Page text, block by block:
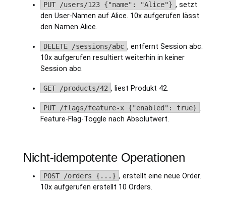
PUT /users/123 {"name": "Alice"} , setzt
den User-Namen auf Alice. 10x aufgerufen lässt
den Namen Alice.
DELETE /sessions/abc , entfernt Session abc.
10x aufgerufen resultiert weiterhin in keiner
Session abc.
GET /products/42 , liest Produkt 42.
PUT /flags/feature-x {"enabled": true} .
Feature-Flag-Toggle nach Absolutwert.
Nicht-idempotente Operationen
POST /orders {...} , erstellt eine neue Order.
10x aufgerufen erstellt 10 Orders.